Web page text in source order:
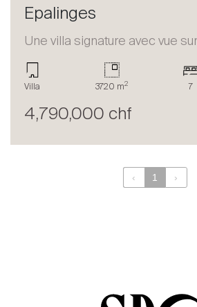
Epalinges
Une villa signature avec vue
Villa 3720 m2 7
4,790,000 chf
‹ 1 ›